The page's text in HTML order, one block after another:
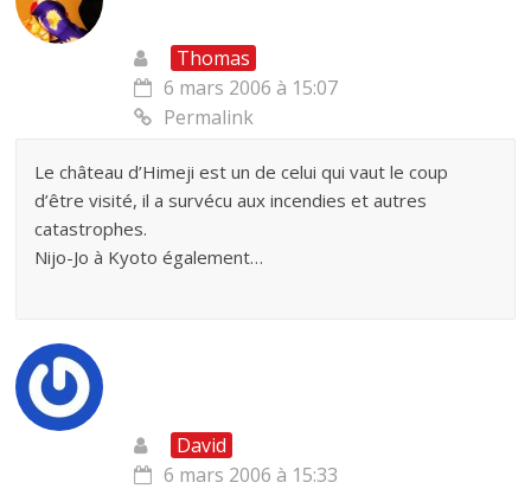
Thomas
6 mars 2006 à 15:07
Permalink
Le château d’Himeji est un de celui qui vaut le coup
d’être visité, il a survécu aux incendies et autres
catastrophes.
Nijo-Jo à Kyoto également…
David
6 mars 2006 à 15:33